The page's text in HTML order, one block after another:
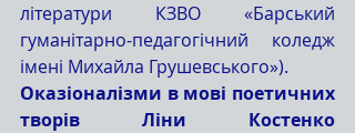
літератури КЗВО «Барський
гуманітарно-педагогічний коледж
імені Михайла Грушевського»).
Оказіоналізми в мові поетичних